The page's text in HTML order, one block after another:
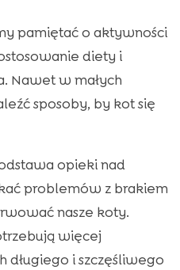
pamiętać o aktywności
diety i
Nawet w małych
sposoby, by kot się
opieki nad
problemów z brakiem
nasze koty.
więcej
długiego i szczęśliwego